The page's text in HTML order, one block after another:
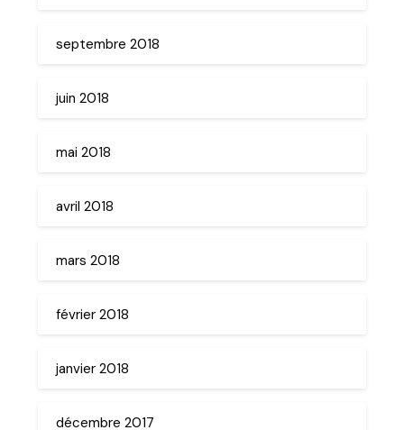
septembre 2018
juin 2018
mai 2018
avril 2018
mars 2018
février 2018
janvier 2018
décembre 2017